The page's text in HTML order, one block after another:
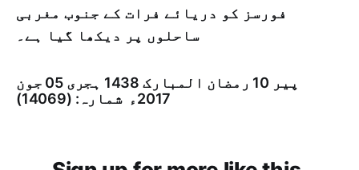
فورسز کو دریائے فرات کے جنوب مغربی
ساحلوں پر دیکھا گیا ہے۔
پیر 10 رمضان المبارک 1438 ہجری­ 05 جون
2017ء شمارہ: (14069)